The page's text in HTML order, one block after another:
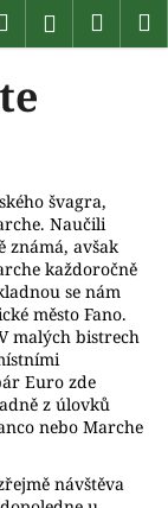
HledatPřihlášení
švagra,
Naučili
známá, avšak
každoročně
se nám
město Fano.
malých bistrech
Euro zde
z úlovků
nebo Marche
návštěva